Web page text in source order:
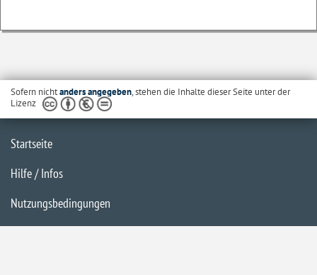
Sofern nichtanders angegeben, stehen die Inhalte dieser Seite unter der
Lizenz
Startseite
Hilfe / Infos
Nutzungsbedingungen